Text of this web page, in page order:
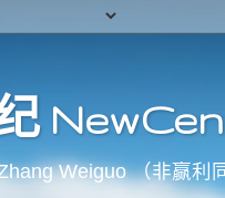
Weiguo （非赢利